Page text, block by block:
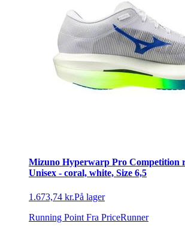
Mizuno Hyperwarp Pro Competition
Unisex - coral, white, Size 6,5
1.673,74 kr.På lager
Running Point Fra PriceRunner